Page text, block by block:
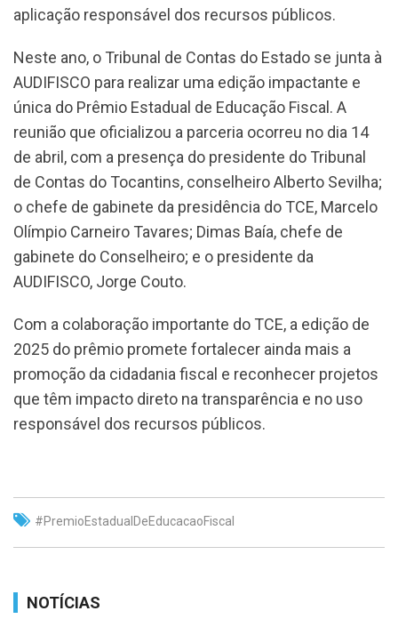
aplicação responsável dos recursos públicos.
Neste ano, o Tribunal de Contas do Estado se junta à
AUDIFISCO para realizar uma edição impactante e
única do Prêmio Estadual de Educação Fiscal. A
reunião que oficializou a parceria ocorreu no dia 14
de abril, com a presença do presidente do Tribunal
de Contas do Tocantins, conselheiro Alberto Sevilha;
o chefe de gabinete da presidência do TCE, Marcelo
Olímpio Carneiro Tavares; Dimas Baía, chefe de
gabinete do Conselheiro; e o presidente da
AUDIFISCO, Jorge Couto.
Com a colaboração importante do TCE, a edição de
2025 do prêmio promete fortalecer ainda mais a
promoção da cidadania fiscal e reconhecer projetos
que têm impacto direto na transparência e no uso
responsável dos recursos públicos.
#PremioEstadualDeEducacaoFiscal
NOTÍCIAS